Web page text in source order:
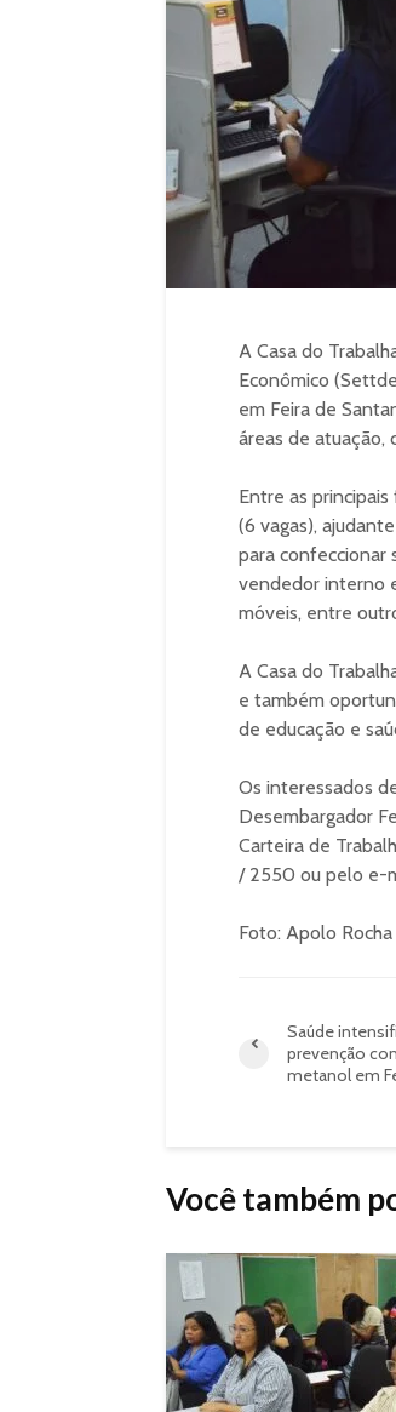
A Casa do
Econômico
em Feira de
áreas de atuação,
Entre as
(6 vagas),
para confeccionar
vendedor interno
móveis, entre
A Casa do
e também
de educação e
Os interessados
Desembargador
Carteira de
/ 2550 ou pelo e-
Foto: Apolo Rocha
Saúde
prevenção
metanol em
Você também